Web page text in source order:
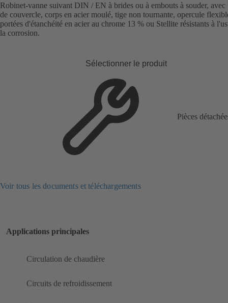
Robinet-vanne suivant DIN / EN à brides ou à embouts à souder, avec
de couvercle, corps en acier moulé, tige non tournante, opercule
portées d'étanchéité en acier au chrome 13 % ou Stellite résistants à
la corrosion.
Sélectionner le produit
Pièces
Voir tous les documents et téléchargements
Applications principales
Circulation de chaudière
Circuits de refroidissement